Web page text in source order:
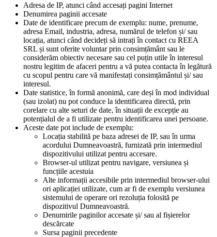
Adresa de IP, atunci când accesați pagini Internet
Denumirea paginii accesate
Date de identificare precum de exemplu: nume, prenume,
adresa Email, industria, adresa, numărul de telefon și/ sau
locația, atunci când decideți să intrați în contact cu REEA
SRL și sunt oferite voluntar prin consimțământ sau le
considerăm obiectiv necesare sau cel puțin utile în interesul
nostru legitim de afaceri pentru a vă putea contacta în legătură
cu scopul pentru care vă manifestați consimțământul și/ sau
interesul.
Date statistice, în formă anonimă, care deși în mod individual
(sau izolat) nu pot conduce la identificarea directă, prin
corelare cu alte seturi de date, în situații de excepție au
potențialul de a fi utilizate pentru identificarea unei persoane.
Aceste date pot include de exemplu:
Locația stabilită pe baza adresei de IP, sau în urma
acordului Dumneavoastră, furnizată prin intermediul
dispozitivului utilizat pentru accesare.
Browser-ul utilizat pentru navigare, versiunea și
funcțiile acestuia
Alte informații accesibile prin intermediul browser-ului
ori aplicației utilizate, cum ar fi de exemplu versiunea
sistemului de operare ori rezoluția folosită pe
dispozitivul Dumneavoastră.
Denumirile paginilor accesate și/ sau al fișierelor
descărcate
Sursa paginii precedente